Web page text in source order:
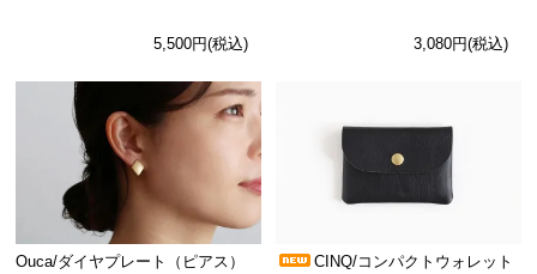
5,500円(税込) 3,080円(税込)
Ouca/ダイヤプレート（ピアス）
CINQ/コンパクトウォレット